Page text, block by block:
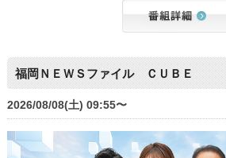
福岡ＮＥＷＳファイル ＣＵＢＥ
2026/08/08(土) 09:55〜